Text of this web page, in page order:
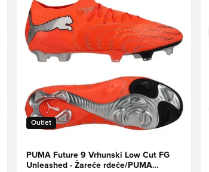
Outlet
PUMA Future 9 Vrhunski Low Cut FG
Unleashed - Žareče rdeče/PUMA